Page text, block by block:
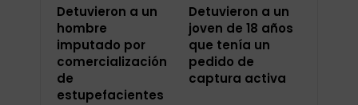
Detuvieron a un
hombre
imputado por
comercialización
de
estupefacientes
Detuvieron a un
joven de 18 años
que tenía un
pedido de
captura activa